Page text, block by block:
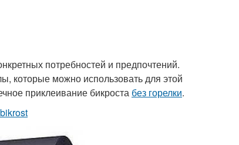
потребностей и предпочтений.
которые можно использовать для этой
приклеивание бикроста без горелки.